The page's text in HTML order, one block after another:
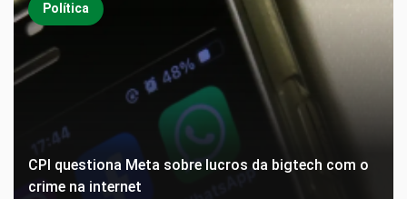
Política
CPI questiona Meta sobre lucros da bigtech com o
crime na internet